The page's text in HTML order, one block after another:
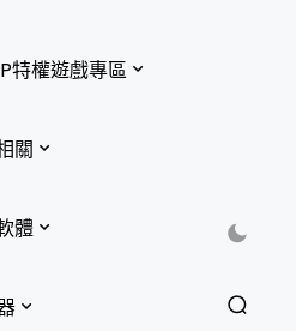
特權遊戲專區
關
體